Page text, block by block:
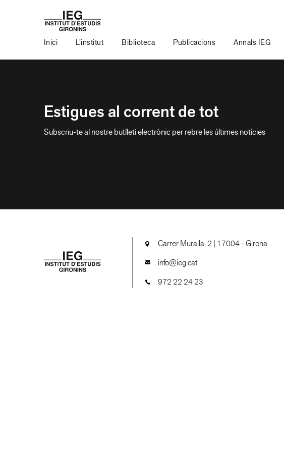
Inici L’institut Biblioteca Publicacions Annals IEG
Estigues al corrent de tot
Subscriu-te al nostre butlletí electrònic per rebre les últimes notícies
Carrer Muralla, 2 | 17004 - Girona
info@ieg.cat
972 22 24 23